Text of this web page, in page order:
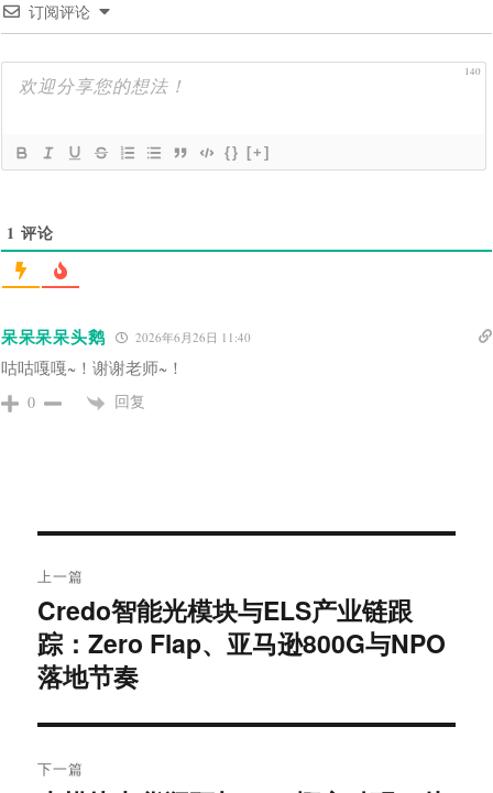
订阅评论
140
{} [+]
1 评论
呆呆呆呆头鹅 2026年6月26日 11:40
咕咕嘎嘎~！谢谢老师~！
0 回复
章
导
航
上一篇
上
篇
文
章：
Credo智能光模块与ELS产业链跟
踪：Zero Flap、亚马逊800G与NPO
落地节奏
下一篇